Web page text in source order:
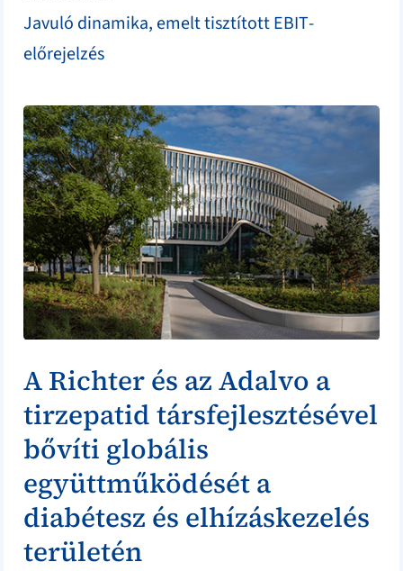
Javuló dinamika, emelt tisztított EBIT-
előrejelzés
A Richter és az Adalvo a
tirzepatid társfejlesztésével
bővíti globális
együttműködését a
diabétesz és elhízáskezelés
területén